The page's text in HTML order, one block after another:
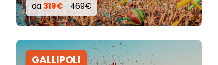
da319€ 469€
GALLIPOLI